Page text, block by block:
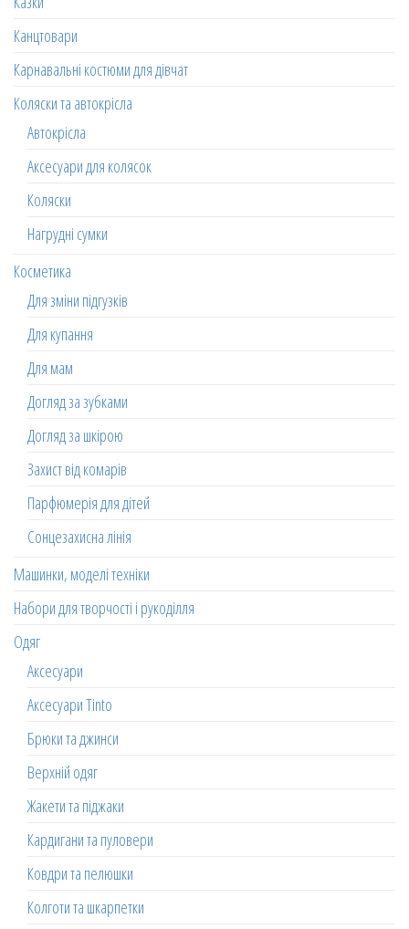
Канцтовари
Карнавальні костюми для дівчат
Коляски та автокрісла
Автокрісла
Аксесуари для колясок
Коляски
Нагрудні сумки
Косметика
Для зміни підгузків
Для купання
Для мам
Догляд за зубками
Догляд за шкірою
Захист від комарів
Парфюмерія для дітей
Сонцезахисна лінія
Машинки, моделі техніки
Набори для творчості і рукоділля
Одяг
Аксесуари
Аксесуари Tinto
Брюки та джинси
Верхній одяг
Жакети та піджаки
Кардигани та пуловери
Ковдри та пелюшки
Колготи та шкарпетки